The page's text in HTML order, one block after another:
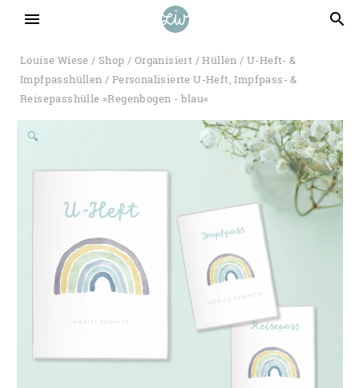
menu search
Louise Wiese / Shop / Organisiert /Hüllen /U-Heft- &
Impfpasshüllen / Personalisierte U-Heft, Impfpass- &
Reisepasshülle »Regenbogen - blau«
🔍